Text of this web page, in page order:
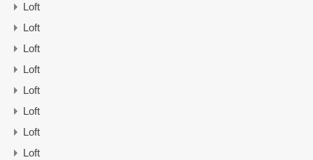
Loft
Loft
Loft
Loft
Loft
Loft
Loft
Loft